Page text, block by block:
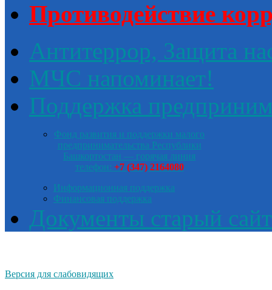
Противодействие
Антитеррор, Защита
МЧС напоминает!
Поддержка
Фонд развития и поддержки малого
предпринимательства Республики
Башкортостан — горячая линия
телефон: +7 (347) 2164080
Информационная поддержка
Финансовая поддержка
Документы старый сайт
Версия для слабовидящих